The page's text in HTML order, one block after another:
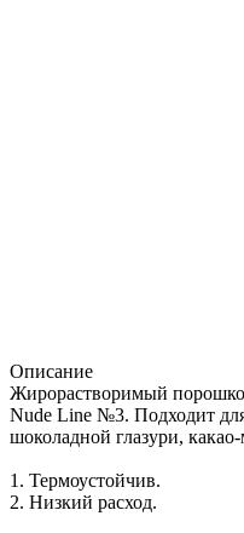
Описание
Жирорастворимый
Nude Line №3. Подходит
шоколадной глазури, какао-
1. Термоустойчив.
2. Низкий расход.